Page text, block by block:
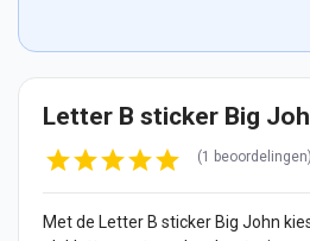
Letter B sticker Big
(1 beoordelingen)
Met de Letter B sticker Big John